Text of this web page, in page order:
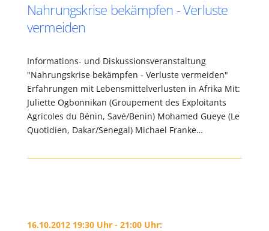
Nahrungskrise bekämpfen - Verluste
vermeiden
Informations- und Diskussionsveranstaltung
"Nahrungskrise bekämpfen - Verluste vermeiden"
Erfahrungen mit Lebensmittelverlusten in Afrika Mit:
Juliette Ogbonnikan (Groupement des Exploitants
Agricoles du Bénin, Savé/Benin) Mohamed Gueye (Le
Quotidien, Dakar/Senegal) Michael Franke…
16.10.2012 19:30 Uhr - 21:00 Uhr: